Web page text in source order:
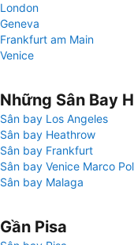
London
Geneva
Frankfurt am Main
Venice
Những Sân Bay
Sân bay Los Angeles
Sân bay Heathrow
Sân bay Frankfurt
Sân bay Venice Marco
Sân bay Malaga
Gần Pisa